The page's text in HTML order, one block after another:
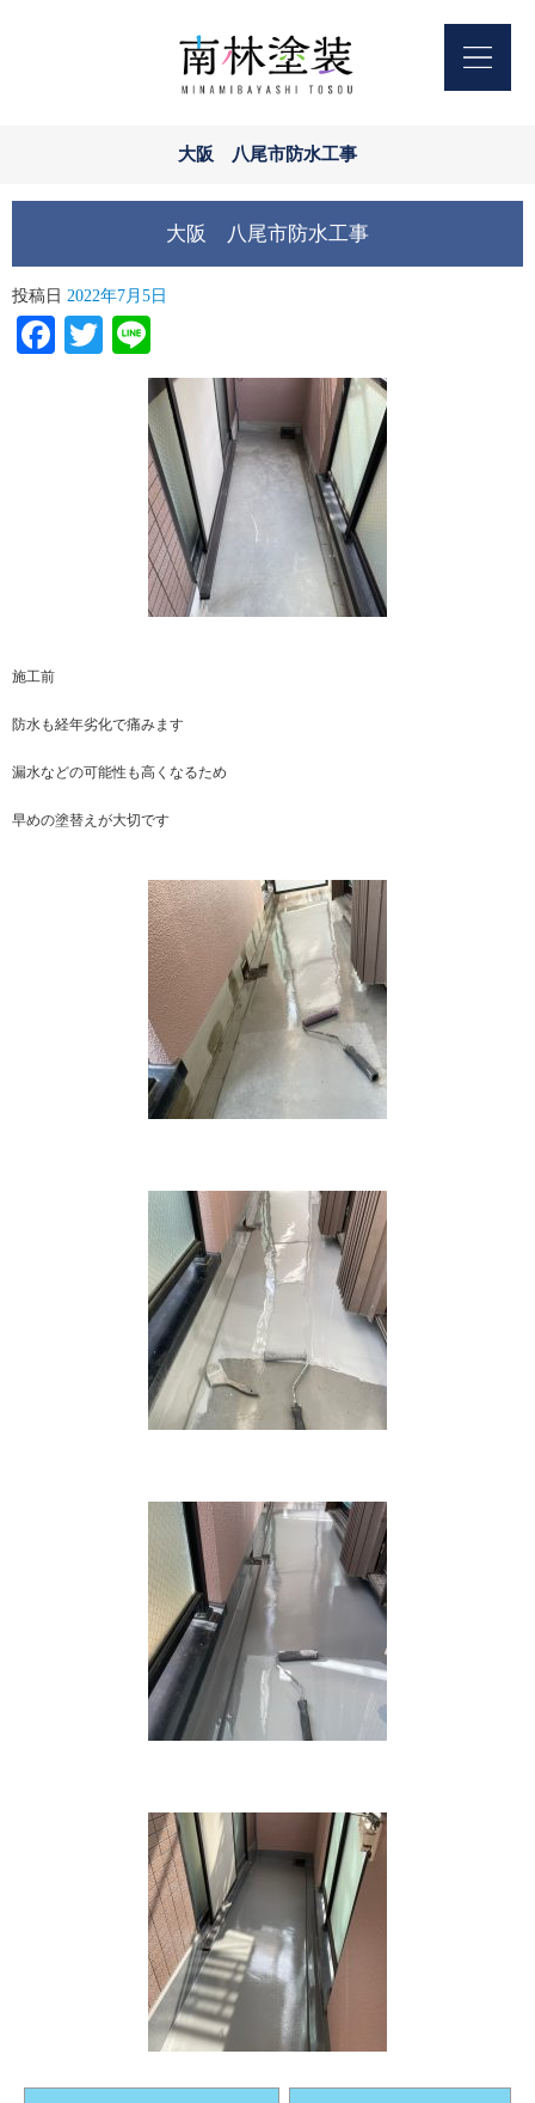
大阪 八尾市防水工事
大阪 八尾市防水工事
投稿日 2022年7月5日
Facebook
Twitter
施工前
防水も経年劣化で痛みます
漏水などの可能性も高くなるため
早めの塗替えが大切です